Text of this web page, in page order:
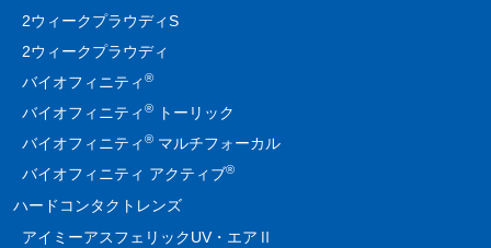
2ウィークプラウディS
2ウィークプラウディ
バイオフィニティ ®
バイオフィニティ ®
トーリック
バイオフィニティ ® マルチフォーカル
バイオフィニティ アクティブ®
ハードコンタクトレンズ
アイミーアスフェリックUV・エアⅡ